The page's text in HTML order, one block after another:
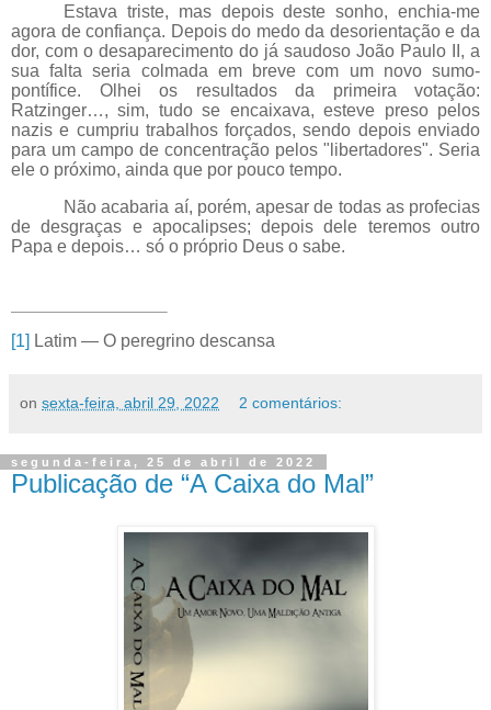
Estava triste, mas depois deste sonho, enchia-me
agora de confiança. Depois do medo da desorientação e da
dor, com o desaparecimento do já saudoso João Paulo II, a
sua falta seria colmada em breve com um novo sumo-
pontífice. Olhei os resultados da primeira votação:
Ratzinger…, sim, tudo se encaixava, esteve preso pelos
nazis e cumpriu trabalhos forçados, sendo depois enviado
para um campo de concentração pelos "libertadores". Seria
ele o próximo, ainda que por pouco tempo.
Não acabaria aí, porém, apesar de todas as profecias
de desgraças e apocalipses; depois dele teremos outro
Papa e depois… só o próprio Deus o sabe.
[1] Latim — O peregrino descansa
on sexta-feira, abril 29, 2022 2 comentários:
segunda-feira, 25 de abril de 2022
Publicação de “A Caixa do Mal”